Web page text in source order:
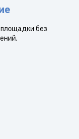
без